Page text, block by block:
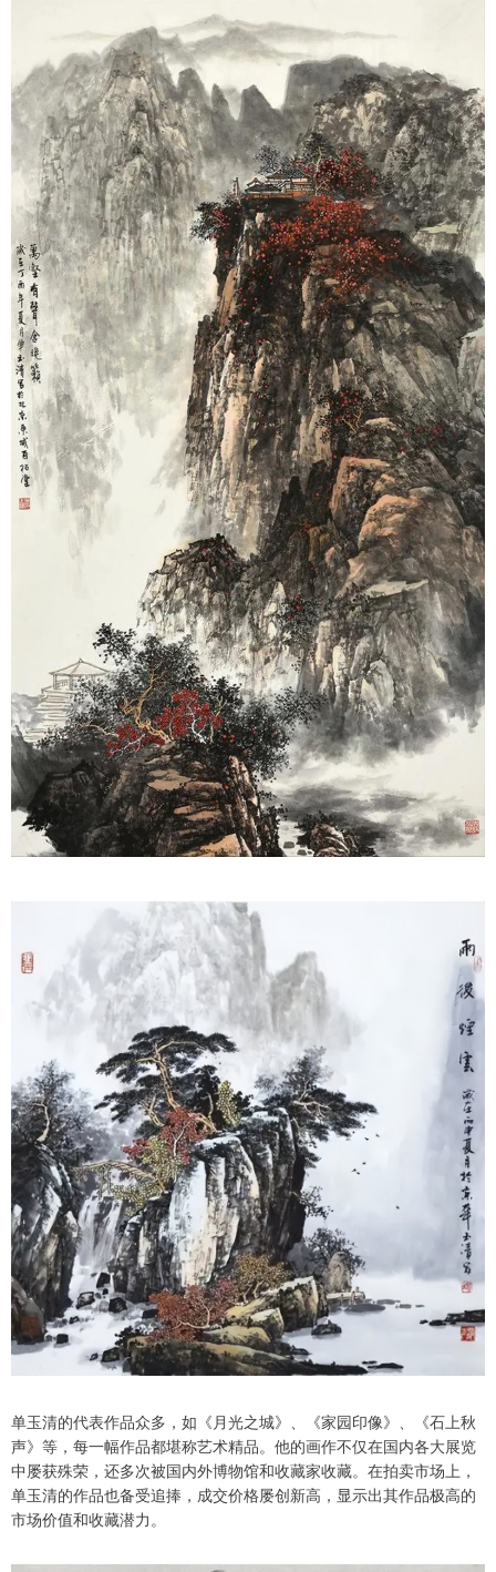
单玉清的代表作品众多，如《月光之城》、《家园印像》、《石上秋
声》等，每一幅作品都堪称艺术精品。他的画作不仅在国内各大展览
中屡获殊荣，还多次被国内外博物馆和收藏家收藏。在拍卖市场上，
单玉清的作品也备受追捧，成交价格屡创新高，显示出其作品极高的
市场价值和收藏潜力。